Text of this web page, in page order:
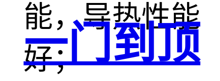
能，导热性能
好；
一门到顶